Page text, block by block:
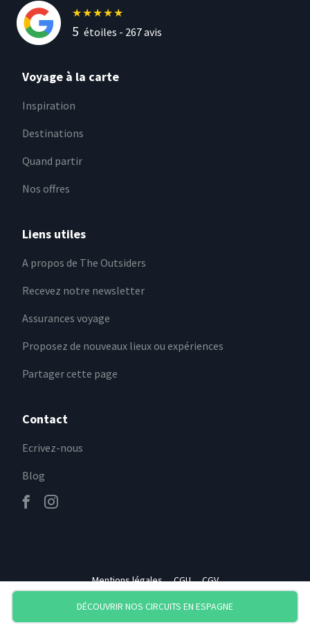
DÉCOUVRIR NOS CIRCUITS EN ESPAGNE
★★★★★
5 étoiles - 267avis
Voyage à la carte
Inspiration
Destinations
Quand partir
Nos offres
Liens utiles
A propos de The Outsiders
Recevez notre newsletter
Assurances voyage
Proposez de nouveaux lieux ou expériences
Partager cette page
Contact
Ecrivez-nous
Blog
Mentions légales CGU CGV